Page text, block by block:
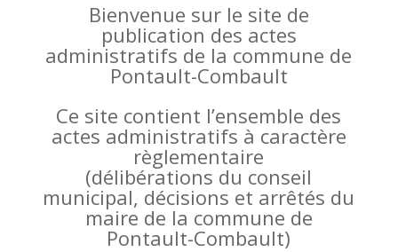
Bienvenue sur le site de
publication des actes
administratifs de la commune de
Pontault-Combault
Ce site contient l’ensemble des
actes administratifs à caractère
règlementaire
(délibérations du conseil
municipal, décisions et arrêtés du
maire de la commune de
Pontault-Combault)